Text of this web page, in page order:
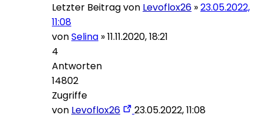
Letzter Beitrag von Levoflox26 »23.05.2022,
11:08
vonSelina »11.11.2020, 18:21
4
Antworten
14802
Zugriffe
von Levoflox26 23.05.2022, 11:08